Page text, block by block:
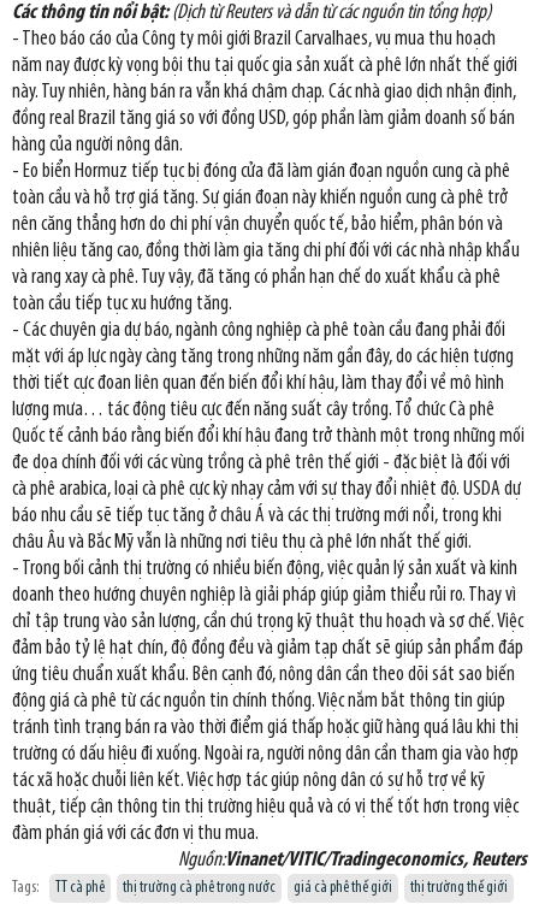
Các thông tin nổi bật:(Dịch từ Reuters và dẫn từ các nguồn tin tổng hợp)
- Theo báo cáo của Công ty môi giới Brazil Carvalhaes, vụ mua thu hoạch
năm nay được kỳ vọng bội thu tại quốc gia sản xuất cà phê lớn nhất thế giới
này. Tuy nhiên, hàng bán ra vẫn khá chậm chạp. Các nhà giao dịch nhận định,
đồng real Brazil tăng giá so với đồng USD, góp phần làm giảm doanh số bán
hàng của người nông dân.
- Eo biển Hormuz tiếp tục bị đóng cửa đã làm gián đoạn nguồn cung cà phê
toàn cầu và hỗ trợ giá tăng. Sự gián đoạn này khiến nguồn cung cà phê trở
nên căng thẳng hơn do chi phí vận chuyển quốc tế, bảo hiểm, phân bón và
nhiên liệu tăng cao, đồng thời làm gia tăng chi phí đối với các nhà nhập khẩu
và rang xay cà phê. Tuy vậy, đã tăng có phần hạn chế do xuất khẩu cà phê
toàn cầu tiếp tục xu hướng tăng.
- Các chuyên gia dự báo, ngành công nghiệp cà phê toàn cầu đang phải đối
mặt với áp lực ngày càng tăng trong những năm gần đây, do các hiện tượng
thời tiết cực đoan liên quan đến biến đổi khí hậu, làm thay đổi về mô hình
lượng mưa… tác động tiêu cực đến năng suất cây trồng. Tổ chức Cà phê
Quốc tế cảnh báo rằng biến đổi khí hậu đang trở thành một trong những mối
đe dọa chính đối với các vùng trồng cà phê trên thế giới - đặc biệt là đối với
cà phê arabica, loại cà phê cực kỳ nhạy cảm với sự thay đổi nhiệt độ. USDA dự
báo nhu cầu sẽ tiếp tục tăng ở châu Á và các thị trường mới nổi, trong khi
châu Âu và Bắc Mỹ vẫn là những nơi tiêu thụ cà phê lớn nhất thế giới.
- Trong bối cảnh thị trường có nhiều biến động, việc quản lý sản xuất và kinh
doanh theo hướng chuyên nghiệp là giải pháp giúp giảm thiểu rủi ro. Thay vì
chỉ tập trung vào sản lượng, cần chú trọng kỹ thuật thu hoạch và sơ chế. Việc
đảm bảo tỷ lệ hạt chín, độ đồng đều và giảm tạp chất sẽ giúp sản phẩm đáp
ứng tiêu chuẩn xuất khẩu. Bên cạnh đó, nông dân cần theo dõi sát sao biến
động giá cà phê từ các nguồn tin chính thống. Việc nắm bắt thông tin giúp
tránh tình trạng bán ra vào thời điểm giá thấp hoặc giữ hàng quá lâu khi thị
trường có dấu hiệu đi xuống. Ngoài ra, người nông dân cần tham gia vào hợp
tác xã hoặc chuỗi liên kết. Việc hợp tác giúp nông dân có sự hỗ trợ về kỹ
thuật, tiếp cận thông tin thị trường hiệu quả và có vị thế tốt hơn trong việc
đàm phán giá với các đơn vị thu mua.
Nguồn:Vinanet/VITIC/Tradingeconomics, Reuters
Tags: TT cà phê thị trường cà phê trong nước giá cà phê thế giới thị trường thế giới